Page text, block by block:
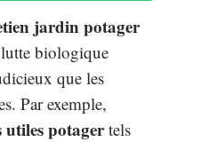
jardin potager
biologique
que les
Par exemple,
utiles potagertels